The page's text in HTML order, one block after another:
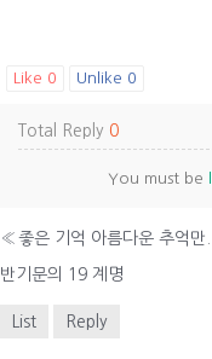
Like 0 Unlike 0
Total Reply 0
You must be
« 좋은 기억 아름다운 추억만...
반기문의 19 계명
List Reply